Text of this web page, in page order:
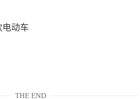
电动车
THE END